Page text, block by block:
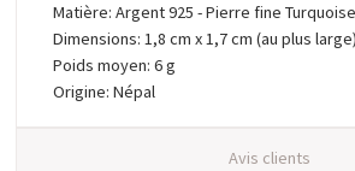
Matière: Argent 925 - Pierre fine
Dimensions: 1,8 cm x 1,7 cm (au plus large)
Poids moyen: 6 g
Origine: Népal
Avis clients